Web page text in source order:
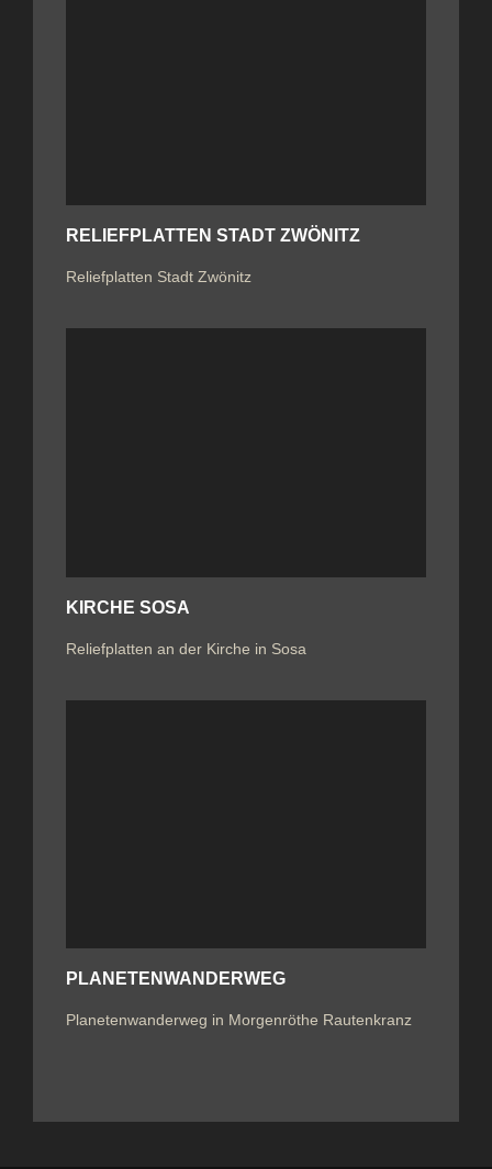
RELIEFPLATTEN STADT ZWÖNITZ
Reliefplatten Stadt Zwönitz
KIRCHE SOSA
Reliefplatten an der Kirche in Sosa
PLANETENWANDERWEG
Planetenwanderweg in Morgenröthe Rautenkranz